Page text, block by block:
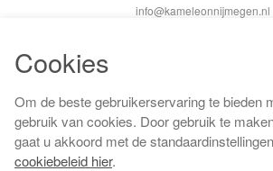
info@kameleonnijmegen.nl
Algemene voorwaarden
Privacy policy
Cookiebeleid
Cookies
Om de beste gebruikerservaring te bieden
gebruik van cookies. Door gebruik te
gaat u akkoord met de
cookiebeleid hier.